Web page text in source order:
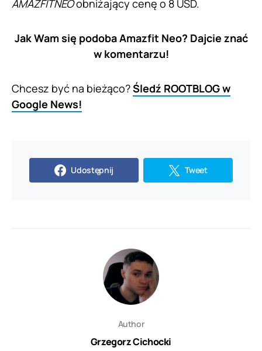
AMAZFITNEOobniżający cenę o 8 USD.
Jak Wam się podoba Amazfit Neo? Dajcie znać
w komentarzu!
Chcesz być na bieżąco?Śledź ROOTBLOG w
Google News!
Udostępnij Tweet
Author
Grzegorz Cichocki